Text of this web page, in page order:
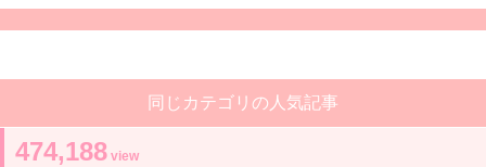
同じカテゴリの人気記事
474,188 view